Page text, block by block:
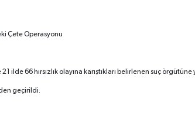
Çete Operasyonu
21 ilde 66 hırsızlık olayına karıştıkları belirlenen suç
geçirildi.